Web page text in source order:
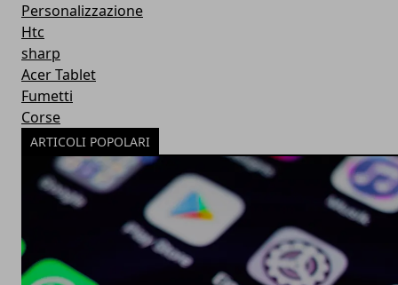
Personalizzazione
Htc
sharp
Acer Tablet
Fumetti
Corse
ARTICOLI POPOLARI